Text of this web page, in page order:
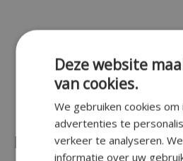
Focus op promoties
Deze website
van cookies.
We gebruiken cookies om
advertenties te
verkeer te analyseren.
informatie over uw